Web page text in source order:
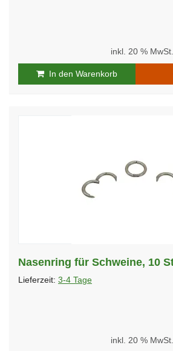
inkl. 20 %
In den Warenkorb
Nasenring für Schweine, 10
Lieferzeit: 3-4 Tage
inkl. 20 %